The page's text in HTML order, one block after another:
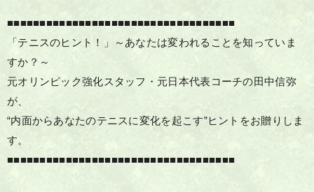
■■■■■■■■■■■■■■■■■■■■■■■■■■■■■■■■■■■
「テニスのヒント！」～あなたは変われることを知っていま
すか？～
元オリンピック強化スタッフ・元日本代表コーチの田中信弥
が、
“内面からあなたのテニスに変化を起こす”ヒントをお贈りしま
す。
■■■■■■■■■■■■■■■■■■■■■■■■■■■■■■■■■■■